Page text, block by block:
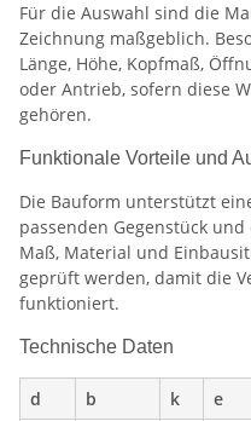
Für die Auswahl sind die
Zeichnung maßgeblich.
Länge, Höhe, Kopfmaß,
oder Antrieb, sofern diese
gehören.
Funktionale Vorteile und
Die Bauform unterstützt
passenden Gegenstück
Maß, Material und
geprüft werden, damit die
funktioniert.
Technische Daten
d b k e